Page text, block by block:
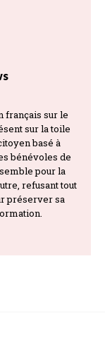
français sur le
sur la toile
basé à
bénévoles de
pour la
refusant tout
préserver sa